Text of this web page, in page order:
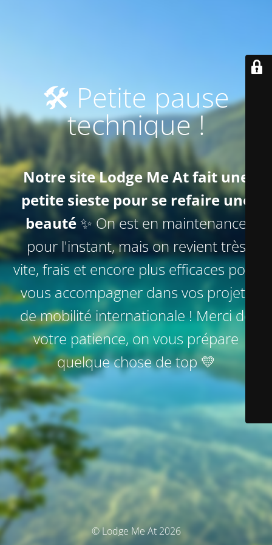
🛠️ Petite pause
technique !
Notre site Lodge Me At fait une
petite sieste pour se refaire une
beauté ✨ On est en maintenance
pour l'instant, mais on revient très
vite, frais et encore plus efficaces pour
vous accompagner dans vos projets
de mobilité internationale ! Merci de
votre patience, on vous prépare
quelque chose de top 💛
© Lodge Me At 2026